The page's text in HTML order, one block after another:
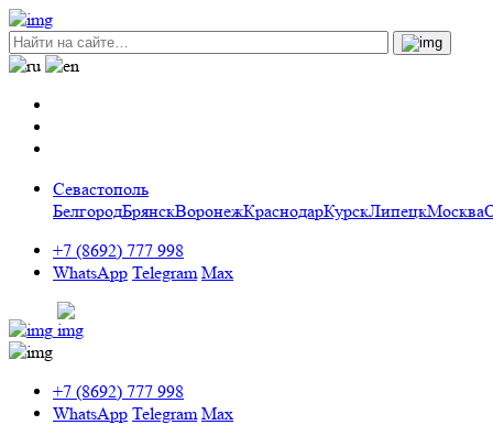
Севастополь
БелгородБрянскВоронежКраснодарКурскЛипецкМосква
+7 (8692) 777 998
WhatsApp Telegram Max
+7 (8692) 777 998
WhatsApp Telegram Max